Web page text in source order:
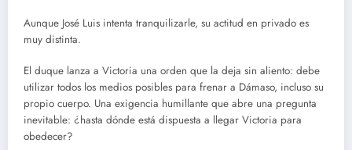
Aunque José Luis intenta tranquilizarle, su actitud en privado es
muy distinta.
El duque lanza a Victoria una orden que la deja sin aliento: debe
utilizar todos los medios posibles para frenar a Dámaso, incluso su
propio cuerpo. Una exigencia humillante que abre una pregunta
inevitable: ¿hasta dónde está dispuesta a llegar Victoria para
obedecer?